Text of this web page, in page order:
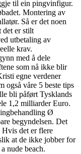
til ein pingvinfigur.
Montering av
Så er det noen
det er stilt
utbetaling av
krav.
med å dele
som nå ikke blir
egne verdener
også våre 5 beste tips
bli påført Tysklands
1,2 milliarder Euro.
Ø
begyndelsen. Det
Hvis det er flere
at de ikke jobber for
nude beach.